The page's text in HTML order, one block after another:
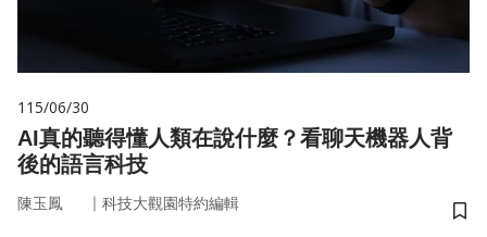
115/06/30
AI真的聽得懂人類在說什麼？看聊天機器人背
後的語言科技
陳玉鳳 ｜ 科技大觀園特約編輯
儲